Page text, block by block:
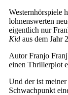
Westernhörspiele
lohnenswerten
eigentlich nur
Kid aus dem Jahr
Autor Franjo
einen Thrillerplot
Und der ist
Schwachpunkt